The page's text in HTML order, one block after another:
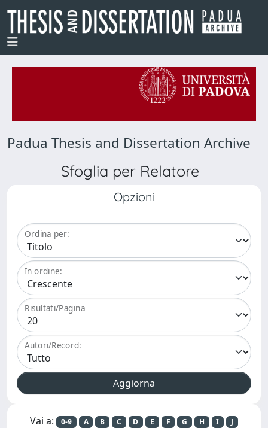
Padua Thesis and Dissertation Archive
Sfoglia per Relatore
Opzioni
Ordina per:
In ordine:
Risultati/Pagina
Autori/Record:
Vai a: 0-9 A B C D E F G H I
J